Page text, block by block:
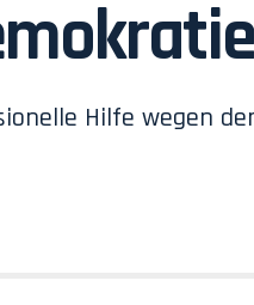
Hilfe wegen